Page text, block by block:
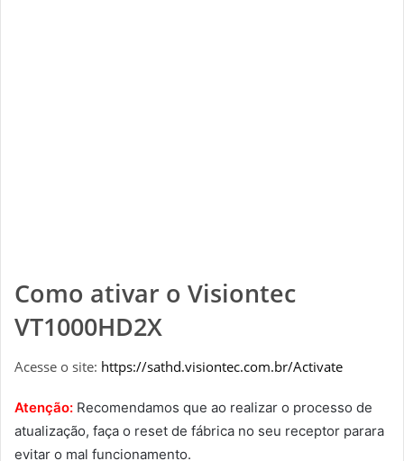
Como ativar o Visiontec
VT1000HD2X
Acesse o site: https://sathd.visiontec.com.br/Activate
Atenção: Recomendamos que ao realizar o processo de
atualização, faça o reset de fábrica no seu receptor parara
evitar o mal funcionamento.